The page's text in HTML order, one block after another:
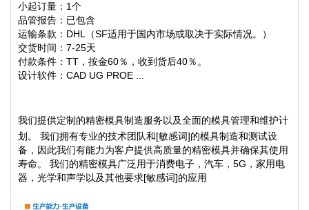
小起订量：1个
品管报告：已包含
运输条款：DHL（SF适用于国内市场或取决于实际情况。）
交货时间：7-25天
付款条件：TT，按金60％，收到货后40％。
设计软件：CAD UG PROE ...
我们提供定制的精密模具制造服务以及全面的模具管理和维护计
划。 我们拥有专业的技术团队和[敏感词]的模具制造和测试设
备，因此我们有能力为客户提供高质量的精密模具并确保其使用
寿命。 我们的精密模具广泛用于消费电子，汽车，5G，家用电
器，光学和声学以及其他要求[敏感词]的应用